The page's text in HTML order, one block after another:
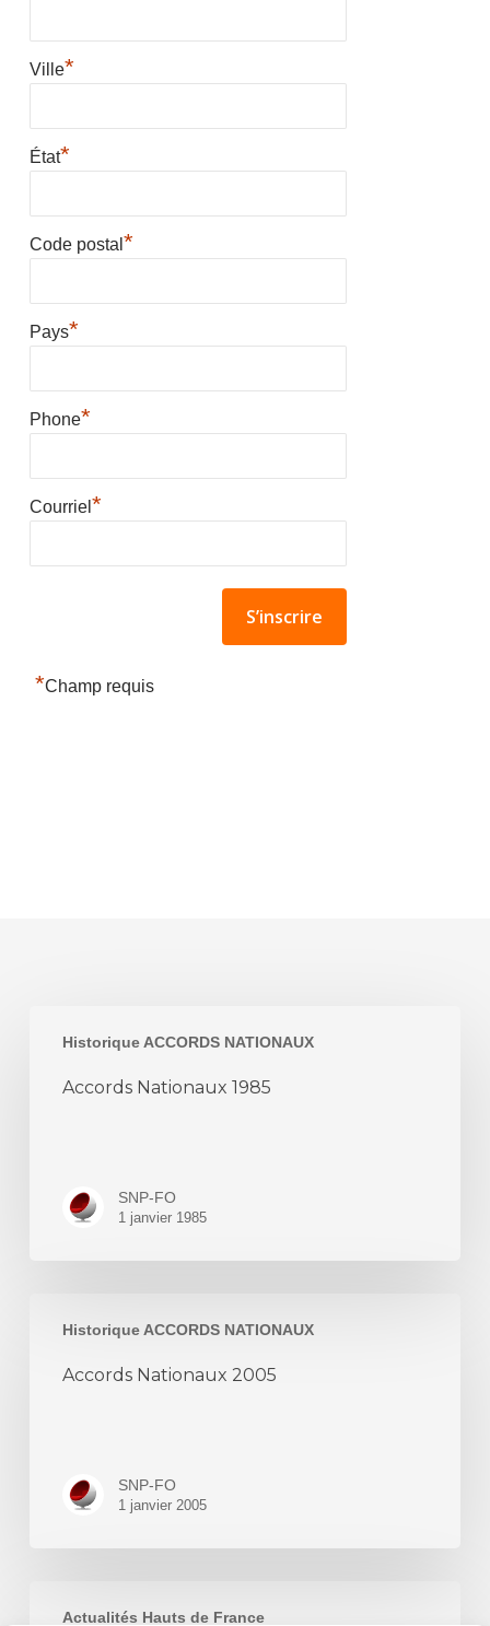
Ville*
État*
Code postal *
Pays*
Phone*
Courriel *
*Champ requis
Historique ACCORDS NATIONAUX
Nationaux
Accords Nationaux 1985
SNP-FO
1 janvier 1985
Historique ACCORDS NATIONAUX
Nationaux
Accords Nationaux 2005
SNP-FO
1 janvier 2005
Actualités Hauts de France